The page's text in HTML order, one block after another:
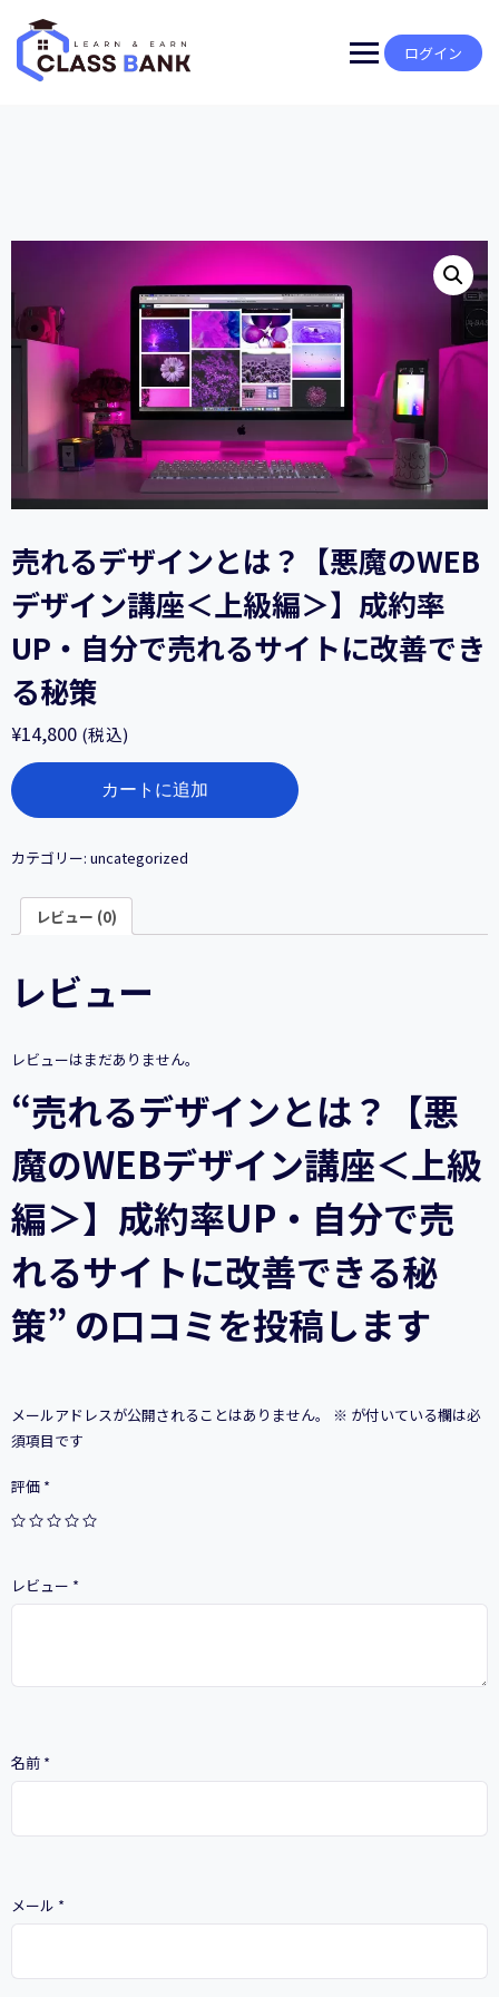
content
ログイン
売れるデザインとは？【悪魔のWEB
デザイン講座＜上級編＞】成約率
UP・自分で売れるサイトに改善でき
る秘策
¥14,800 (税込)
売
れ
る
ザ
ン
は？
魔
の
ザ
イ
ン
座
＜
級
編
＞】
成
率
UP・
で
売
れ
サ
イ
ト
改
善
秘
カートに追加
カテゴリー: uncategorized
レビュー (0)
レビュー
レビューはまだありません。
“売れるデザインとは？【悪
魔のWEBデザイン講座＜上級
編＞】成約率UP・自分で売
れるサイトに改善できる秘
策” の口コミを投稿します
メールアドレスが公開されることはありません。 ※ が付いている欄は必
須項目です
評価 *
レビュー *
名前 *
メール *